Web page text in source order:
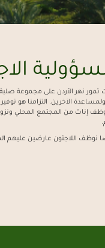
نهر الأردن على مجموعة صلبة
الآخرين. التزامنا هو
إناث من المجتمع المحلي
نوظف اللاجئون عارضين عليهم